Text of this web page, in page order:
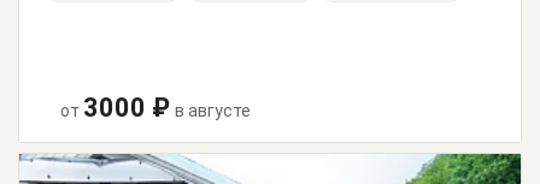
от 3000 ₽ в августе